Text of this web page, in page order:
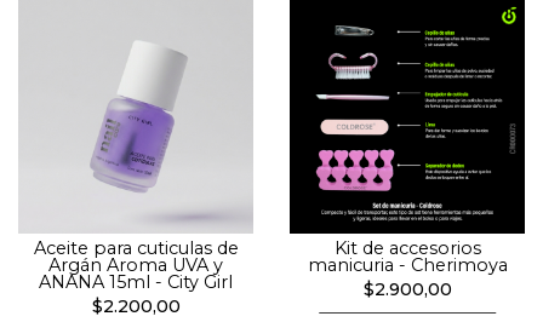
Aceite para cuticulas de
Argán Aroma UVA y
ANANA 15ml - City Girl
$2.200,00
Kit de accesorios
manicuria - Cherimoya
$2.900,00